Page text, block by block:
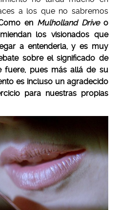
a los que no sabremos
en Mulholland Drive o
los visionados que
a entenderla, y es muy
sobre el significado de
fuere, pues más allá de su
es incluso un agradecido
para nuestras propias